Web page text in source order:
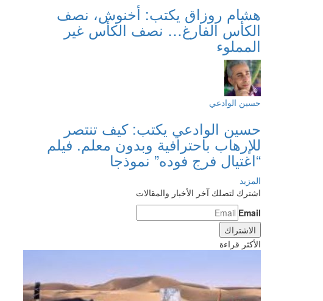
هشام روزاق يكتب: أخنوش، نصف
الكأس الفارغ… نصف الكأس غير
المملوء
حسين الوادعي
حسين الوادعي يكتب: كيف تنتصر
للإرهاب باحترافية وبدون معلم. فيلم
“اغتيال فرج فوده” نموذجا
المزيد
اشترك لتصلك آخر الأخبار والمقالات
Email
الأكثر قراءة